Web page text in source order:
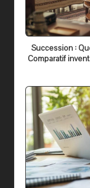
Succession :
Comparatif